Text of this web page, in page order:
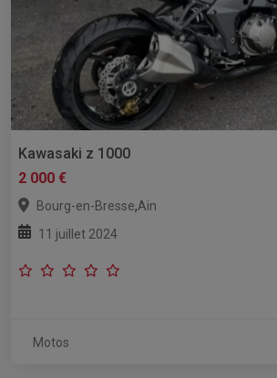
Kawasaki z 1000
2 000 €
Bourg-en-Bresse,Ain
11 juillet 2024
Motos